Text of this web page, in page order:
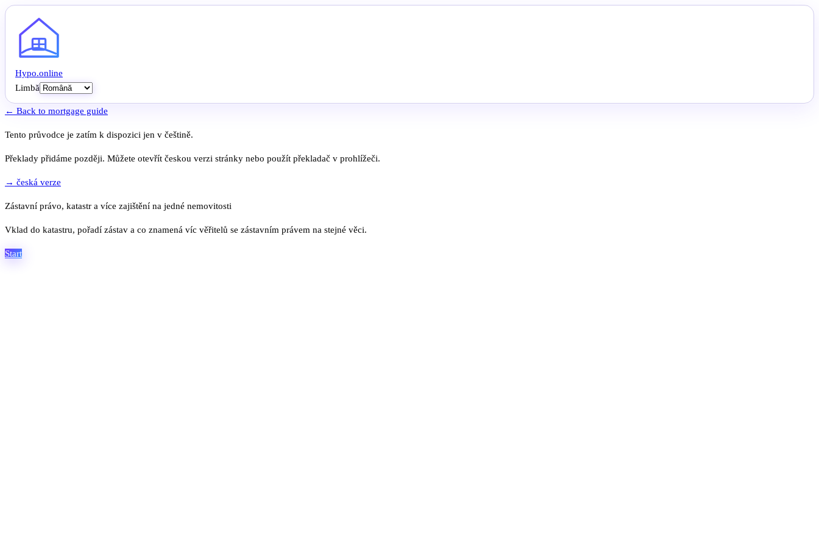
Hypo.online
Limbă
← Back to mortgage guide
Tento průvodce je zatím k dispozici jen v češtině.
Překlady přidáme později. Můžete otevřít českou verzi stránky nebo použít překladač v prohlížeči.
→ česká verze
Zástavní právo, katastr a více zajištění na jedné nemovitosti
Vklad do katastru, pořadí zástav a co znamená víc věřitelů se zástavním právem na stejné věci.
Start